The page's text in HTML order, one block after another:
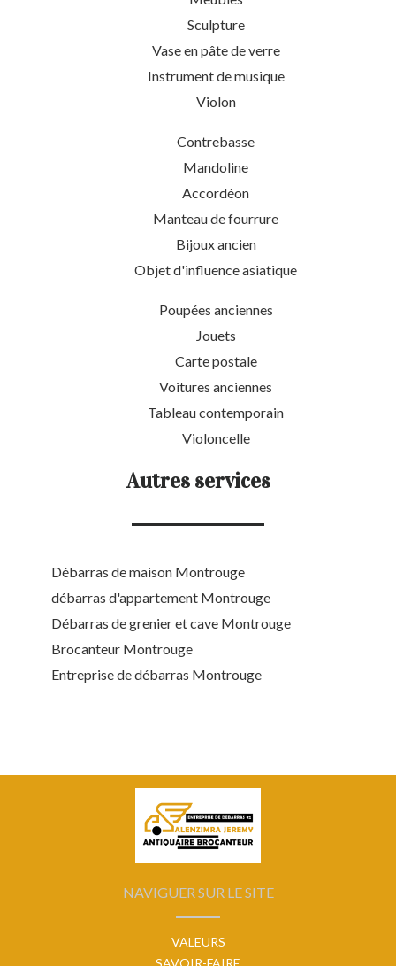
Sculpture
Vase en pâte de verre
Instrument de musique
Violon
Contrebasse
Mandoline
Accordéon
Manteau de fourrure
Bijoux ancien
Objet d'influence asiatique
Poupées anciennes
Jouets
Carte postale
Voitures anciennes
Tableau contemporain
Violoncelle
Autres services
Débarras de maison Montrouge
débarras d'appartement Montrouge
Débarras de grenier et cave Montrouge
Brocanteur Montrouge
Entreprise de débarras Montrouge
NAVIGUER SUR LE SITE
VALEURS